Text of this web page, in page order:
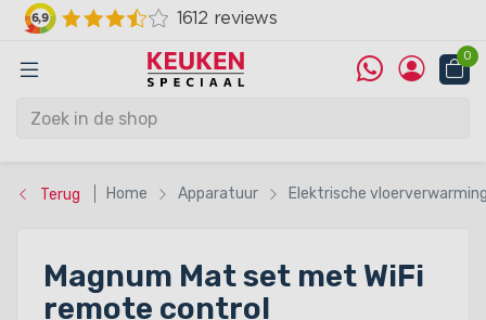
0
Terug Home Apparatuur Elektrische
Magnum Mat set met WiFi
remote control